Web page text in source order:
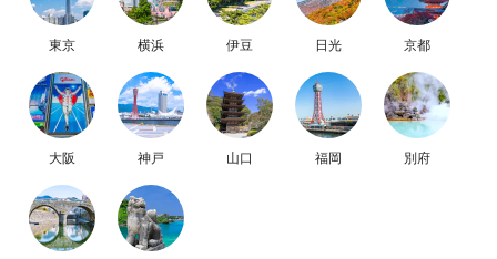
東京 横浜 伊豆 日光 京都
大阪 神戸 山口 福岡 別府